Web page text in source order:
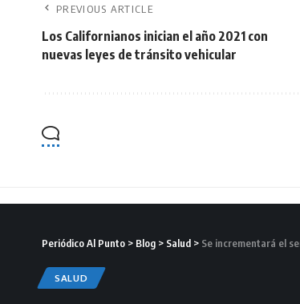
PREVIOUS ARTICLE
Los Californianos inician el año 2021 con
nuevas leyes de tránsito vehicular
Periódico Al Punto > Blog > Salud > Se incrementará el
SALUD